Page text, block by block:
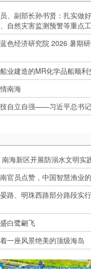
、副部长孙书贤：扎实做
自然灾害监测预警等重点
色经济研究院 2026 暑期
业建造的MR化学品船顺利
南海
自立自强——习近平总书
海新区开展防溺水文明实
官员点赞，中国智慧渔业
路、明珠西路部分路段实
白鹭翩飞
一座风景绝美的顶级海岛